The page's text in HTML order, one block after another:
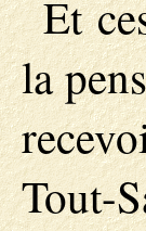
Et
la
Tout-